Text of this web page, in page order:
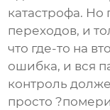
катастрофа. Но
переходов, и
что где-то на
ошибка, и вся
контроль
просто